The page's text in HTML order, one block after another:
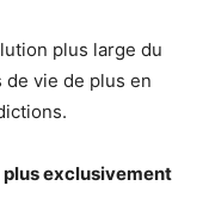
plus large du
vie de plus en
plus exclusivement